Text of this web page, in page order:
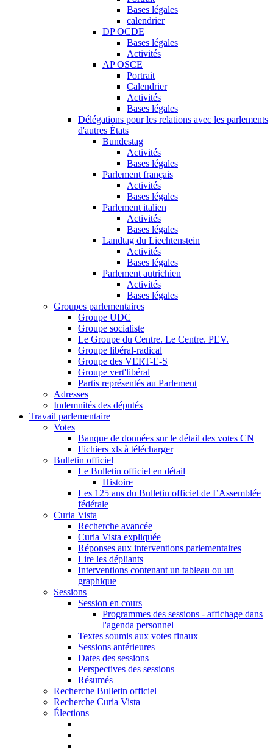
Bases légales
calendrier
DP OCDE
Bases légales
Activités
AP OSCE
Portrait
Calendrier
Activités
Bases légales
Délégations pour les relations avec les parlements
d'autres États
Bundestag
Activités
Bases légales
Parlement français
Activités
Bases légales
Parlement italien
Activités
Bases légales
Landtag du Liechtenstein
Activités
Bases légales
Parlement autrichien
Activités
Bases légales
Groupes parlementaires
Groupe UDC
Groupe socialiste
Le Groupe du Centre. Le Centre. PEV.
Groupe libéral-radical
Groupe des VERT-E-S
Groupe vert'libéral
Partis représentés au Parlement
Adresses
Indemnités des députés
Travail parlementaire
Votes
Banque de données sur le détail des votes CN
Fichiers xls à télécharger
Bulletin officiel
Le Bulletin officiel en détail
Histoire
Les 125 ans du Bulletin officiel de I’Assemblée
fédérale
Curia Vista
Recherche avancée
Curia Vista expliquée
Réponses aux interventions parlementaires
Lire les dépliants
Interventions contenant un tableau ou un
graphique
Sessions
Session en cours
Programmes des sessions - affichage dans
l'agenda personnel
Textes soumis aux votes finaux
Sessions antérieures
Dates des sessions
Perspectives des sessions
Résumés
Recherche Bulletin officiel
Recherche Curia Vista
Élections